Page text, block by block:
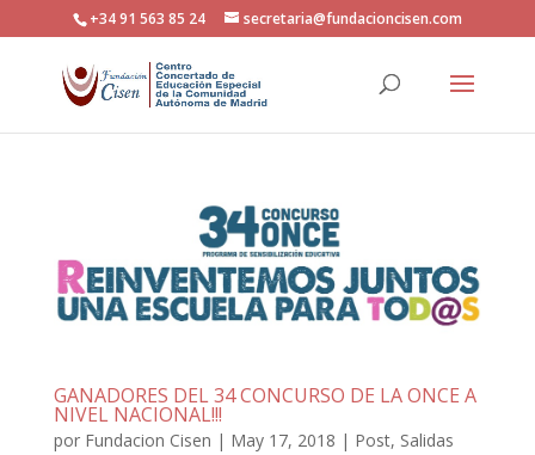
+34 91 563 85 24 secretaria@fundacioncisen.com
GANADORES DEL 34 CONCURSO DE LA ONCE A
NIVEL NACIONAL!!!
por Fundacion Cisen | May 17, 2018 | Post, Salidas